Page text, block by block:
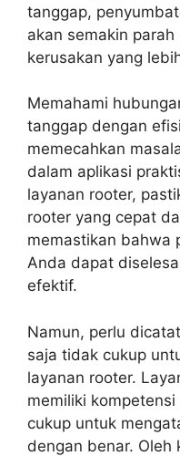
tanggap,
akan semakin
kerusakan yang
Memahami
tanggap dengan
memecahkan
dalam aplikasi
layanan rooter,
rooter yang cepat
memastikan bahwa
Anda dapat
efektif.
Namun, perlu
saja tidak cukup
layanan rooter.
memiliki
cukup untuk
dengan benar. Oleh